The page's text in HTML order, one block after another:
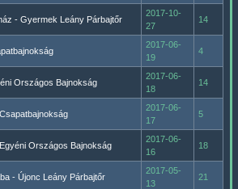
- Gyermek Leány Párbajtőr
2017-10-
27
14
2017-06-
19
4
Országos Bajnokság
2017-06-
18
14
2017-06-
17
5
Országos Bajnokság
2017-06-
16
18
- Újonc Leány Párbajtőr
2017-05-
13
21